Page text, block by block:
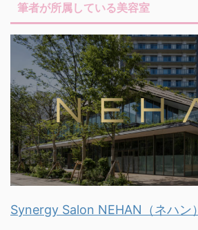
筆者が所属している美容室
Synergy Salon NEHAN（ネハン）